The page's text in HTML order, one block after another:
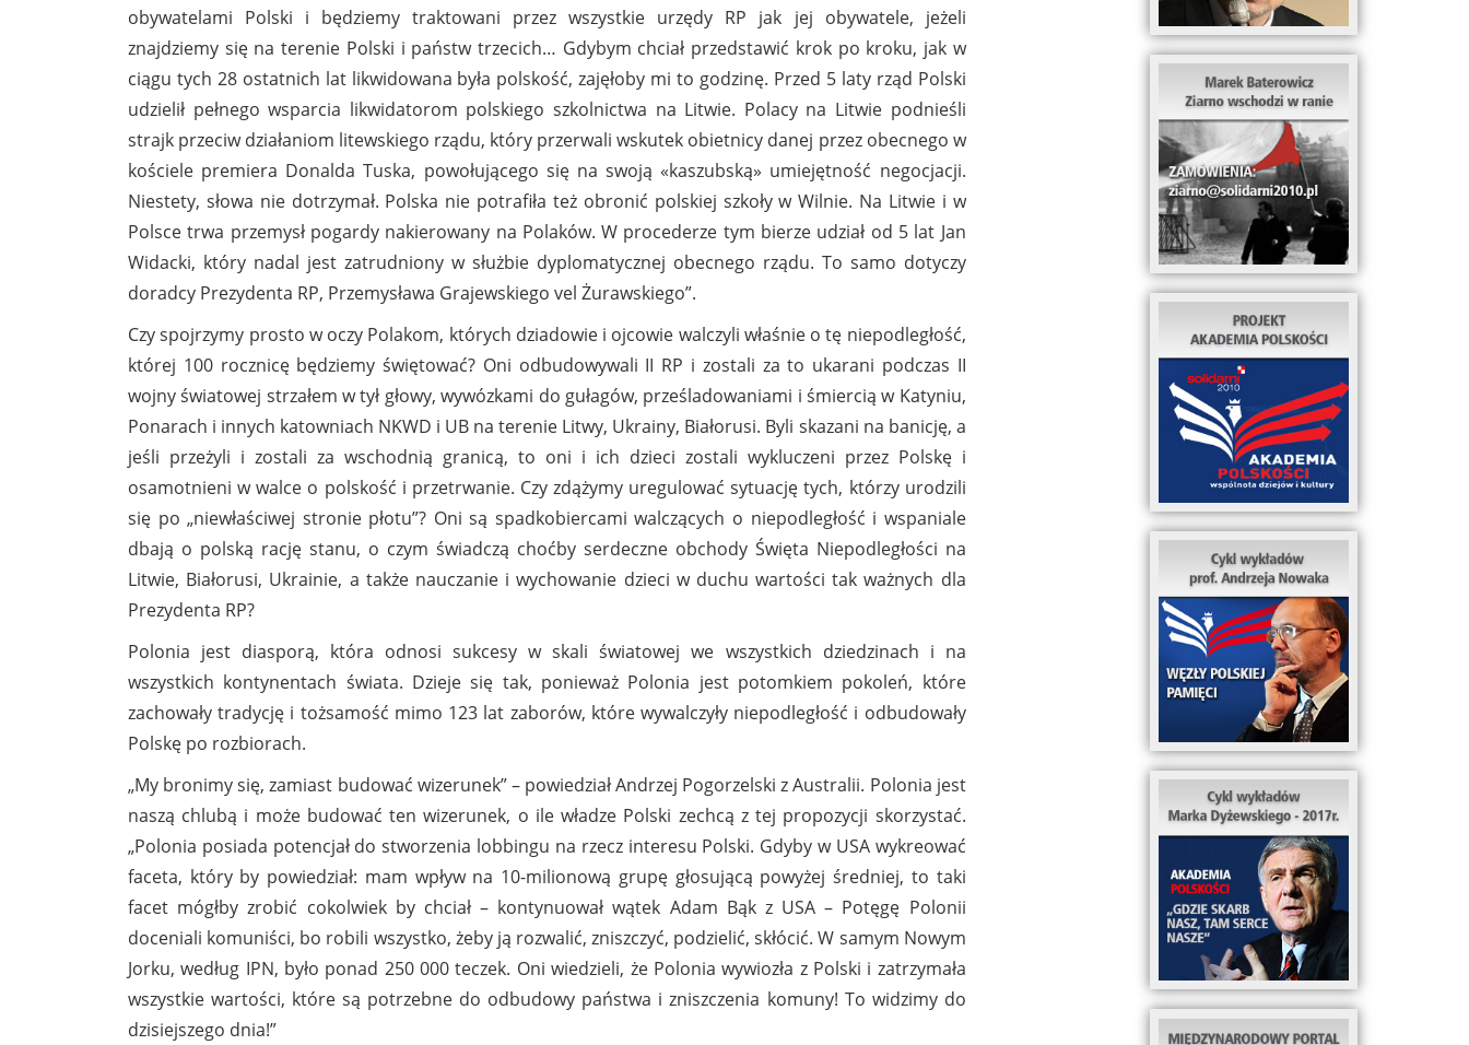
obywatelami Polski i będziemy traktowani przez wszystkie urzędy RP jak jej obywatele, jeżeli
znajdziemy się na terenie Polski i państw trzecich… Gdybym chciał przedstawić krok po kroku, jak w
ciągu tych 28 ostatnich lat likwidowana była polskość, zajęłoby mi to godzinę. Przed 5 laty rząd Polski
udzielił pełnego wsparcia likwidatorom polskiego szkolnictwa na Litwie. Polacy na Litwie podnieśli
strajk przeciw działaniom litewskiego rządu, który przerwali wskutek obietnicy danej przez obecnego w
kościele premiera Donalda Tuska, powołującego się na swoją «kaszubską» umiejętność negocjacji.
Niestety, słowa nie dotrzymał. Polska nie potrafiła też obronić polskiej szkoły w Wilnie. Na Litwie i w
Polsce trwa przemysł pogardy nakierowany na Polaków. W procederze tym bierze udział od 5 lat Jan
Widacki, który nadal jest zatrudniony w służbie dyplomatycznej obecnego rządu. To samo dotyczy
doradcy Prezydenta RP, Przemysława Grajewskiego vel Żurawskiego”.
Czy spojrzymy prosto w oczy Polakom, których dziadowie i ojcowie walczyli właśnie o tę niepodległość,
której 100 rocznicę będziemy świętować? Oni odbudowywali II RP i zostali za to ukarani podczas II
wojny światowej strzałem w tył głowy, wywózkami do gułagów, prześladowaniami i śmiercią w Katyniu,
Ponarach i innych katowniach NKWD i UB na terenie Litwy, Ukrainy, Białorusi. Byli skazani na banicję, a
jeśli przeżyli i zostali za wschodnią granicą, to oni i ich dzieci zostali wykluczeni przez Polskę i
osamotnieni w walce o polskość i przetrwanie. Czy zdążymy uregulować sytuację tych, którzy urodzili
się po „niewłaściwej stronie płotu”? Oni są spadkobiercami walczących o niepodległość i wspaniale
dbają o polską rację stanu, o czym świadczą choćby serdeczne obchody Święta Niepodległości na
Litwie, Białorusi, Ukrainie, a także nauczanie i wychowanie dzieci w duchu wartości tak ważnych dla
Prezydenta RP?
Polonia jest diasporą, która odnosi sukcesy w skali światowej we wszystkich dziedzinach i na
wszystkich kontynentach świata. Dzieje się tak, ponieważ Polonia jest potomkiem pokoleń, które
zachowały tradycję i tożsamość mimo 123 lat zaborów, które wywalczyły niepodległość i odbudowały
Polskę po rozbiorach.
„My bronimy się, zamiast budować wizerunek” – powiedział Andrzej Pogorzelski z Australii. Polonia jest
naszą chlubą i może budować ten wizerunek, o ile władze Polski zechcą z tej propozycji skorzystać.
„Polonia posiada potencjał do stworzenia lobbingu na rzecz interesu Polski. Gdyby w USA wykreować
faceta, który by powiedział: mam wpływ na 10-milionową grupę głosującą powyżej średniej, to taki
facet mógłby zrobić cokolwiek by chciał – kontynuował wątek Adam Bąk z USA – Potęgę Polonii
doceniali komuniści, bo robili wszystko, żeby ją rozwalić, zniszczyć, podzielić, skłócić. W samym Nowym
Jorku, według IPN, było ponad 250 000 teczek. Oni wiedzieli, że Polonia wywiozła z Polski i zatrzymała
wszystkie wartości, które są potrzebne do odbudowy państwa i zniszczenia komuny! To widzimy do
dzisiejszego dnia!”